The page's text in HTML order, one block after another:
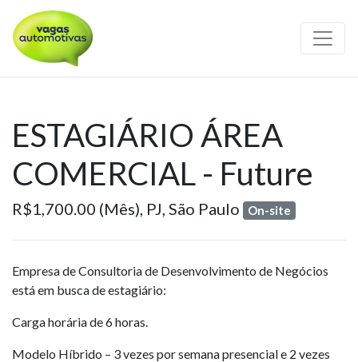
ESTAGIÁRIO ÁREA
COMERCIAL - Future
R$1,700.00 (Mês), PJ, São Paulo On-site
Empresa de Consultoria de Desenvolvimento de Negócios
está em busca de estagiário:
Carga horária de 6 horas.
Modelo Híbrido – 3 vezes por semana presencial e 2 vezes